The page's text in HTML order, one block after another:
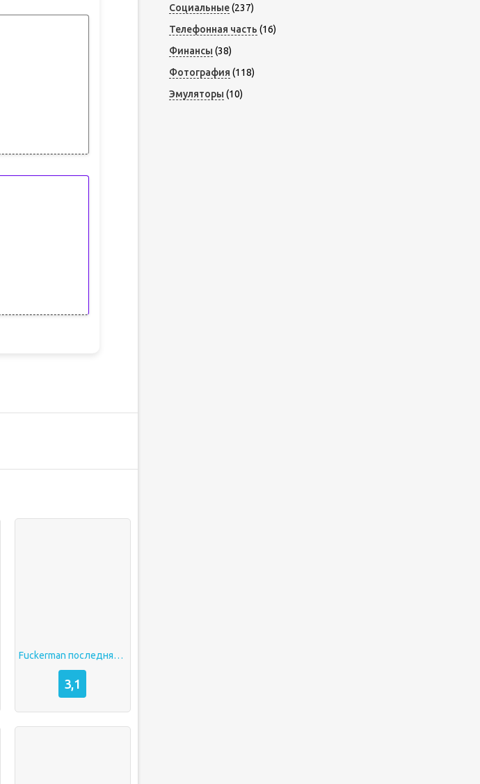
Fuckerman последняя часть
3,1
Социальные(237)
Телефонная часть (16)
Финансы (38)
Фотография (118)
Эмуляторы (10)